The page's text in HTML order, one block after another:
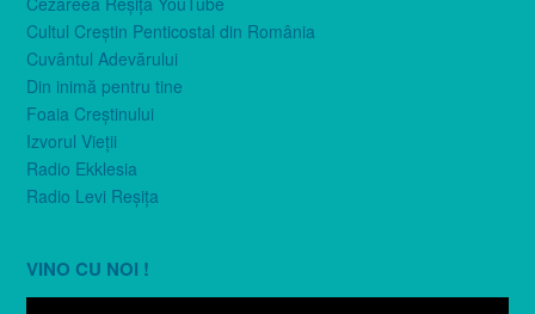
Cultul Creştin Penticostal din România
Cuvântul Adevărului
Din inimă pentru tine
Foaia Creştinului
Izvorul Vieţii
Radio Ekklesia
Radio Levi Reşiţa
VINO CU NOI !